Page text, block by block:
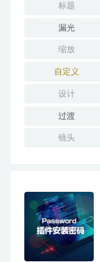
标题
漏光
缩放
自定义
设计
过渡
镜头